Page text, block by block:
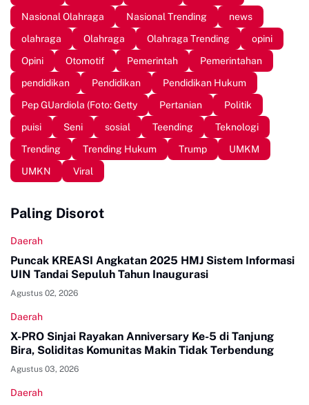
Nasional Olahraga
Nasional Trending
news
olahraga
Olahraga Olahraga Trending
opini
Opini
Otomotif Pemerintah
Pemerintahan
pendidikan
Pendidikan
Pendidikan Hukum
Pep GUardiola (Foto: Getty
Pertanian
Politik
puisi
Seni sosial Teending
Teknologi
Trending
Trending Hukum Trump
UMKM
UMKN
Viral
Paling Disorot
Daerah
Puncak KREASI Angkatan 2025 HMJ Sistem Informasi
UIN Tandai Sepuluh Tahun Inaugurasi
Agustus 02, 2026
Daerah
X-PRO Sinjai Rayakan Anniversary Ke-5 di Tanjung
Bira, Soliditas Komunitas Makin Tidak Terbendung
Agustus 03, 2026
Daerah